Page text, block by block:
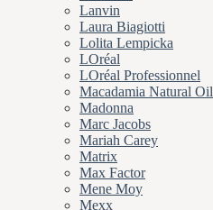
Lanvin
Laura Biagiotti
Lolita Lempicka
LOréal
LOréal Professionnel
Macadamia Natural Oil
Madonna
Marc Jacobs
Mariah Carey
Matrix
Max Factor
Mene Moy
Mexx